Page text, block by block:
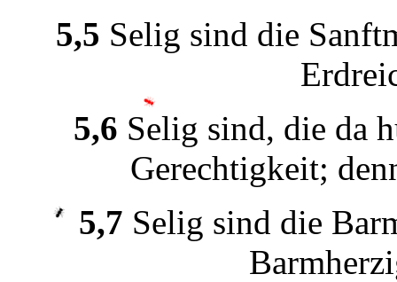
5,5 Selig sind die Sa
Erdrei
5,6 Selig sind, die da h
Gerechtigkeit; de
5,7 Selig sind die Ba
Barmherzi